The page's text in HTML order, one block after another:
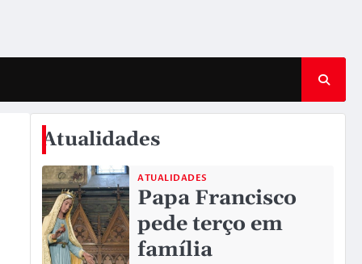
Atualidades
ATUALIDADES
Papa Francisco
pede terço em
família